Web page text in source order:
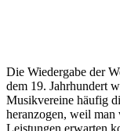
Die Wiedergabe der
dem 19. Jahrhundert
Musikvereine häufig
heranzogen, weil man
Leistungen erwarten